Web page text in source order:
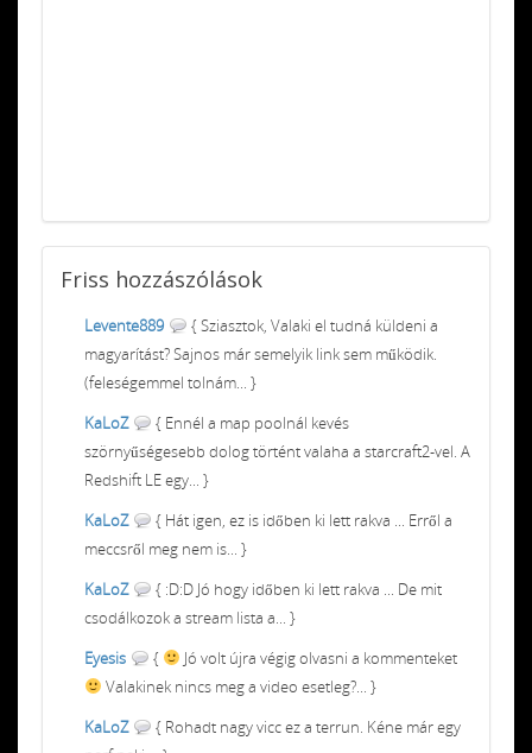
Friss hozzászólások
Levente889
{ Sziasztok, Valaki el tudná küldeni a
magyarítást? Sajnos már semelyik link sem működik.
(feleségemmel tolnám... }
KaLoZ
{ Ennél a map poolnál kevés
szörnyűségesebb dolog történt valaha a starcraft2-vel. A
Redshift LE egy... }
KaLoZ
{ Hát igen, ez is időben ki lett rakva ... Erről a
meccsről meg nem is... }
KaLoZ
{ :D:D Jó hogy időben ki lett rakva ... De mit
csodálkozok a stream lista a... }
Eyesis
{
Jó volt újra végig olvasni a kommenteket
Valakinek nincs meg a video esetleg?... }
KaLoZ
{ Rohadt nagy vicc ez a terrun. Kéne már egy